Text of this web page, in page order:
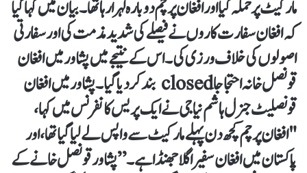
مارکیٹ پر حملہ کیا اور افغان پرچم دوبارہ لہرا رہا تھا۔ بیان میں کہا گیا
کہ افغان سفارت کاروں نے فیصلے کی شدید مذمت کی اور سفارتی
اصولوں کی خلاف ورزی کی۔ اس کے نتیجے میں پشاور میں افغان
قونصل خانہ احتجاجا closed بند کر دیا گیا۔ پشاور میں افغان
قونصلیٹ جنرل ہاشم نیاجی نے ایک پریس کانفرنس میں کہا ،
"افغان پرچم کچھ دن پہلے مارکیٹ سے واپس لے لیا گیا تھا ، اور
پاکستان میں افغان سفیر اگلا جھنڈا ہے۔” پشاور قونصل خانے کے